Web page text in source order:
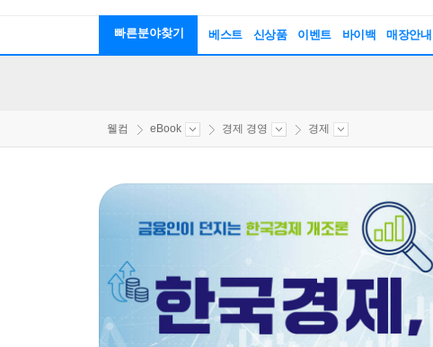
빠른분야찾기 베스트 신상품 이벤트 바이백 매장안내
웰컴 eBook 경제 경영 경제